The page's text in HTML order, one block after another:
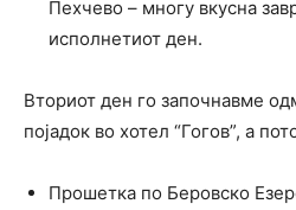
Пехчево – многу вкусна
исполнетиот ден.
Вториот ден го започнавме
појадок во хотел “Гогов”, а
Прошетка по Беровско